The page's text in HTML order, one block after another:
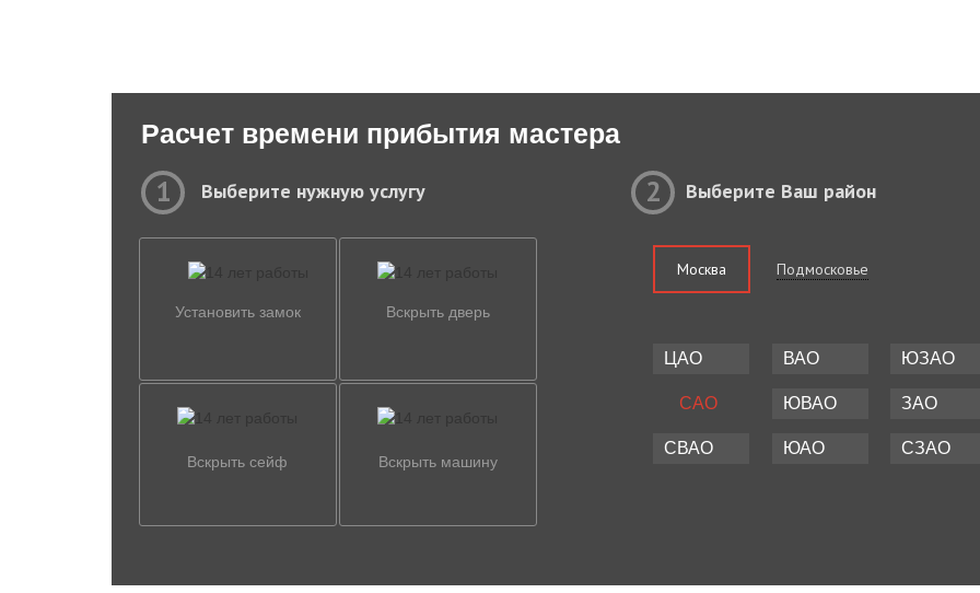
Расчет времени прибытия мастера
1 Выберите нужную услугу
Установить замок Вскрыть дверь
Вскрыть сейф Вскрыть машину
2 Выберите Ваш район
Москва Подмосковье
ЦАО ВАО ЮЗАО
САО ЮВАО ЗАО
СВАО ЮАО СЗАО